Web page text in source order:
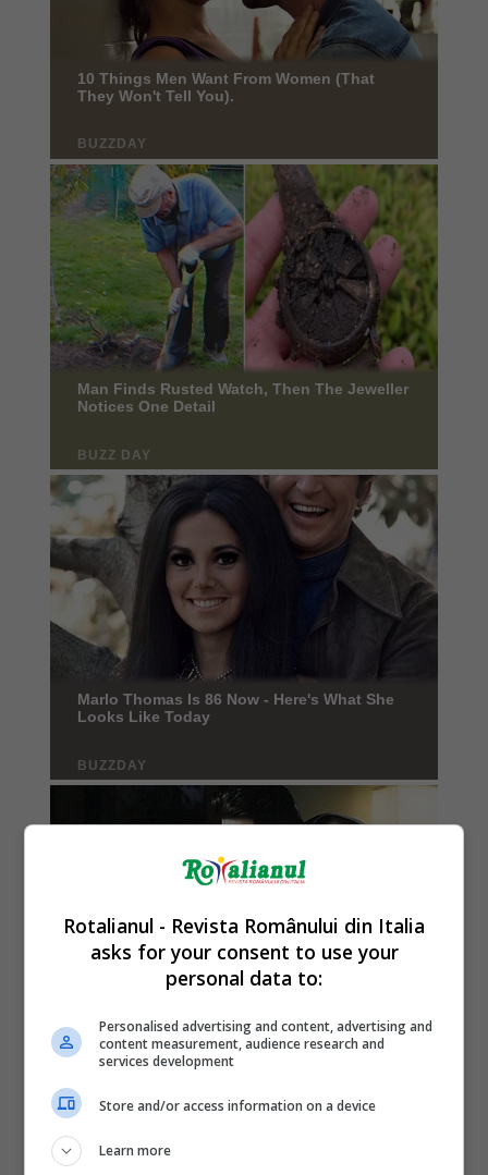
Rotalianul - Revista Românului din Italia
asks for your consent to use your
personal data to:
Personalised advertising and content, advertising and
content measurement, audience research and
services development
Store and/or access information on a device
Learn more